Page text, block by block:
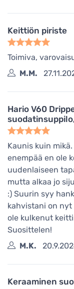
Keittiön piriste
Toimiva,
M.M.
Hario V60
Kaunis kuin
enempää en ole
uudenlaiseen
mutta alkaa jo
:) Suurin syy
kahvistani on
ole kulkenut
Suosittelen!
M.K.
Keraaminen